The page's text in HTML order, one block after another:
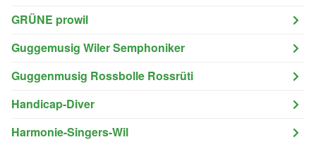
GRÜNE prowil
Guggemusig Wiler Semphoniker
Guggenmusig Rossbolle Rossrüti
Handicap-Diver
Harmonie-Singers-Wil